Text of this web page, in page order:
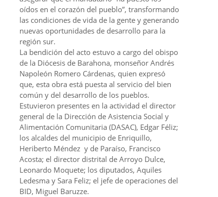
oídos en el corazón del pueblo”, transformando
las condiciones de vida de la gente y generando
nuevas oportunidades de desarrollo para la
región sur.
La bendición del acto estuvo a cargo del obispo
de la Diócesis de Barahona, monseñor Andrés
Napoleón Romero Cárdenas, quien expresó
que, esta obra está puesta al servicio del bien
común y del desarrollo de los pueblos.
Estuvieron presentes en la actividad el director
general de la Dirección de Asistencia Social y
Alimentación Comunitaria (DASAC), Edgar Féliz;
los alcaldes del municipio de Enriquillo,
Heriberto Méndez y de Paraíso, Francisco
Acosta; el director distrital de Arroyo Dulce,
Leonardo Moquete; los diputados, Aquiles
Ledesma y Sara Feliz; el jefe de operaciones del
BID, Miguel Baruzze.